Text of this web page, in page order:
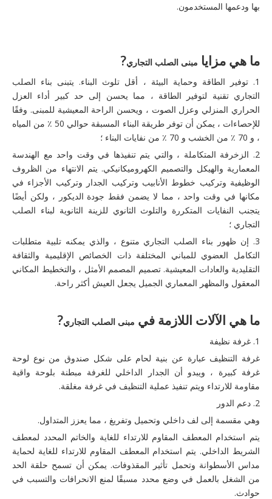
بها ودعمها المستخدمون.
ما هي مزايا مبنى الصلب التجاري?
1. توفير الطاقة وحماية البيئة ، أقل تلوث البناء. يتبنى بناء الصلب
التجاري تقنية لتوفير الطاقة ، مما يحسن إلى حد كبير أداء العزل
الحراري المنزلي وعزل الصوت ، ويحسن الراحة المعيشية للمبنى. وفقًا
للإحصاءات ، يمكن أن توفر طريقة البناء المسبقة حوالي 50 ٪ من المياه
، و 70 ٪ من الخشب و 70 ٪ من نفايات البناء ؛
2. الزخرفة المتكاملة ، والتي يتم تنفيذها في وقت واحد مع الهندسة
المعمارية والهيكل والتصميم الكهروميكانيكي. يتم الانتهاء من الظروف
الوظيفية وتركيب خطوط الأنابيب وتركيب الجدار وتركيب الأجزاء في
مكانها في وقت واحد ، مما لا يضمن فقط جودة الديكور ، ولكن أيضًا
يتجنب النفايات المتكررة والتلوث الثانوي للزينة الثانوية لبناء الصلب
التجاري ؛
3. إن ظهور بناء الصلب التجاري متنوع ، والذي يمكنه تلبية متطلبات
التكامل العضوي للمباني المختلفة ذات الخصائص الإقليمية والثقافة
التقليدية والعادات المعيشية. تصميم المصمم الأمثل ، والتخطيط المكاني
المعقول والمظهر المعماري الجميل يجعل العيش أكثر راحة.
ما هي الآلات اللازمة في مبنى الصلب التجاري?
1. غرفة نظيفة
غرفة التنظيف عبارة عن بنية لحام على شكل صندوق من نوع لوحة
غرفة كبيرة ، ويبدو أن الجدار الداخلي للغرفة مبطنة بلوحة واقية
مقاومة للارتداء ويتم تنفيذ عملية التنظيف في غرفة مغلقة.
2. دعم الدور
وهي مقسمة إلى لف داخلي وتحميل وتفريغ ، مما يعزز المتداول.
يتم استخدام المعطف المقاوم للارتداء للغاية والخاتم المحدد لمعطف
الشريط الداخلي. يتم استخدام المعطف المقاوم للارتداء للغاية لحماية
مداس الأسطوانة وتحمل تأثير المقذوفات. يمكن أن تسمح حلقة الحد
من الشغل بالعمل في وضع محدد مسبقًا لمنع الانحرافات والتسبب في
حوادث.